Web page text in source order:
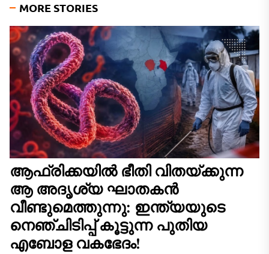
MORE STORIES
ആഫ്രിക്കയിൽ ഭീതി വിതയ്ക്കുന്ന
ആ അദൃശ്യ ഘാതകൻ
വീണ്ടുമെത്തുന്നു: ഇന്ത്യയുടെ
നെഞ്ചിടിപ്പ് കൂട്ടുന്ന പുതിയ
എബോള വകഭേദം!